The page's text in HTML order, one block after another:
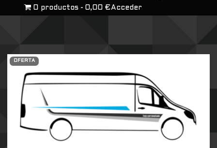
0 productos
0,00 € Acceder
OFERTA